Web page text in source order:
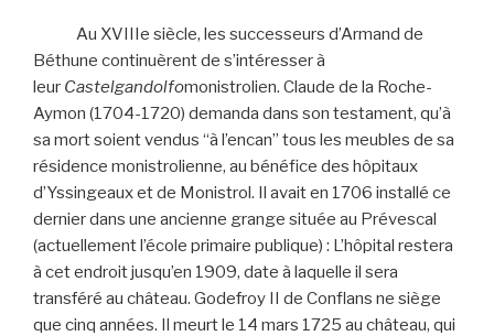
Au XVIIIe siècle, les successeurs d’Armand de
Béthune continuèrent de s’intéresser à
leur Castelgandolfomonistrolien. Claude de la Roche-
Aymon (1704-1720) demanda dans son testament, qu’à
sa mort soient vendus “à l’encan” tous les meubles de sa
résidence monistrolienne, au bénéfice des hôpitaux
d’Yssingeaux et de Monistrol. Il avait en 1706 installé ce
dernier dans une ancienne grange située au Prévescal
(actuellement l’école primaire publique) : L’hôpital restera
à cet endroit jusqu’en 1909, date à laquelle il sera
transféré au château. Godefroy II de Conflans ne siège
que cinq années. Il meurt le 14 mars 1725 au château, qui